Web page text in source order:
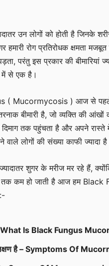
उन लोगों को होती है जिनके
हमारी रोग प्रतिरोधक क्षमता
परंतु इस प्रकार की बीमारियां
में से एक है।
( Mucormycosis ) आज से पहले
बीमारी है, जो व्यक्ति की
तक पहुंचता है और अपने रास्ते
वाले लोगों की संख्या काफी ज्यादा
शुगर के मरीज मर रहे हैं,
तक कम हो जाती है आज हम
What Is Black Fungus
है – Symptoms Of